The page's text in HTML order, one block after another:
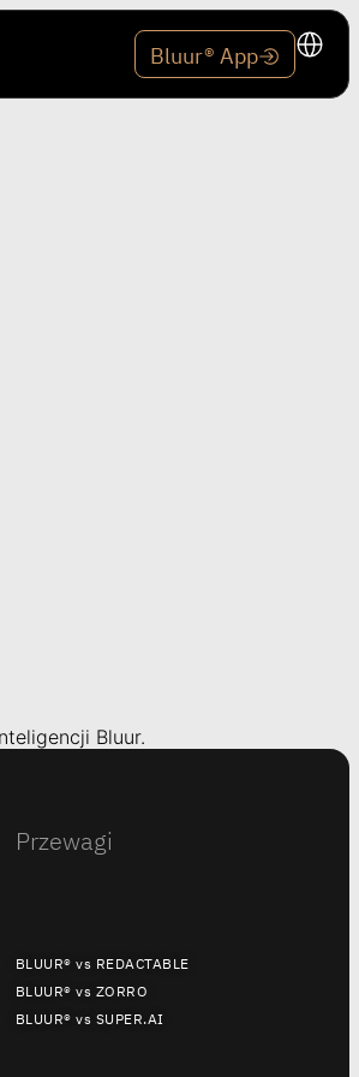
Bluur® App
Bluur.
Przewagi
BLUUR® vs REDACTABLE
BLUUR® vs ZORRO
BLUUR® vs SUPER.AI